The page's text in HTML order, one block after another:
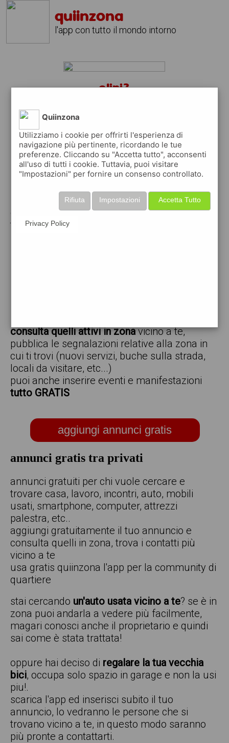
quiinzona
l'app con tutto il mondo intorno
elini?
↴
scarica gratis app
pubblica gratis i tuoi annunci
con quiinzona puoi inserire gratuitamente i
tuoi annunci per :
consulta quelli attivi in zonavicino a te,
pubblica le segnalazioni relative alla zona in
cui ti trovi (nuovi servizi, buche sulla strada,
locali da visitare, etc...)
puoi anche inserire eventi e manifestazioni
tutto GRATIS
aggiungi annunci gratis
annunci gratis tra privati
annunci gratuiti per chi vuole cercare e
trovare casa, lavoro, incontri, auto, mobili
usati, smartphone, computer, attrezzi
palestra, etc..
aggiungi gratuitamente il tuo annuncio e
consulta quelli in zona, trova i contatti più
vicino a te
usa gratis quiinzona l'app per la community di
quartiere
stai cercando un'auto usata vicino a te? se è in
zona puoi andarla a vedere più facilmente,
magari conosci anche il proprietario e quindi
sai come è stata trattata!
oppure hai deciso di regalare la tua vecchia
bici, occupa solo spazio in garage e non la usi
piu!.
scarica l'app ed inserisci subito il tuo
annuncio, lo vedranno le persone che si
trovano vicino a te, in questo modo saranno
più pronte a contattarti.
Quiinzona
Utilizziamo i cookie per offrirti l'esperienza di
navigazione più pertinente, ricordando le tue
preferenze. Cliccando su "Accetta tutto", acconsenti
all'uso di tutti i cookie. Tuttavia, puoi visitare
"Impostazioni" per fornire un consenso controllato.
Accetta Tutto
Impostazioni
Rifiuta
Privacy Policy